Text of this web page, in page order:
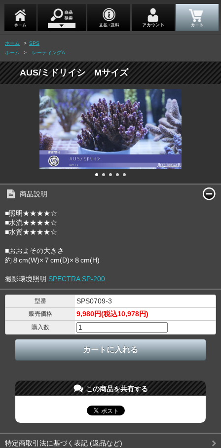
ホーム > SPS
ホーム
> レーティングA
AUS/ミドリイシ Mサイズ
商品説明
■照明★★★★☆
■水流★★★★☆
■水質★★★★☆
■おおよその大きさ
約８cm(W)×７cm(D)×８cm(H)
撮影環境照明:SPECTRA SP-200
型番 SPS0709-3
販売価格 9,980円(税込10,978円)
購入数
この商品を共有する
特定商取引法に基づく表記 (返品など)